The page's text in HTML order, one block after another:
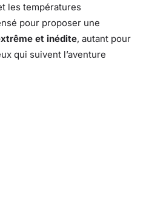
les températures
pour proposer une
et inédite, autant pour
qui suivent l’aventure